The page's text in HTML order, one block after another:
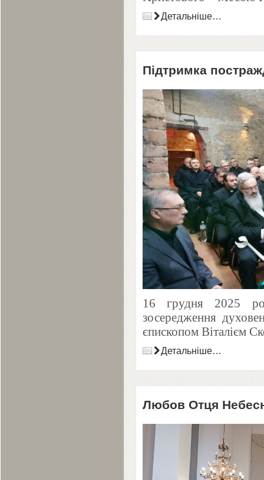
Детальніше…
Підтримка
16 грудня 2025
зосередження
єпископом Віталієм
Детальніше…
Любов Отця